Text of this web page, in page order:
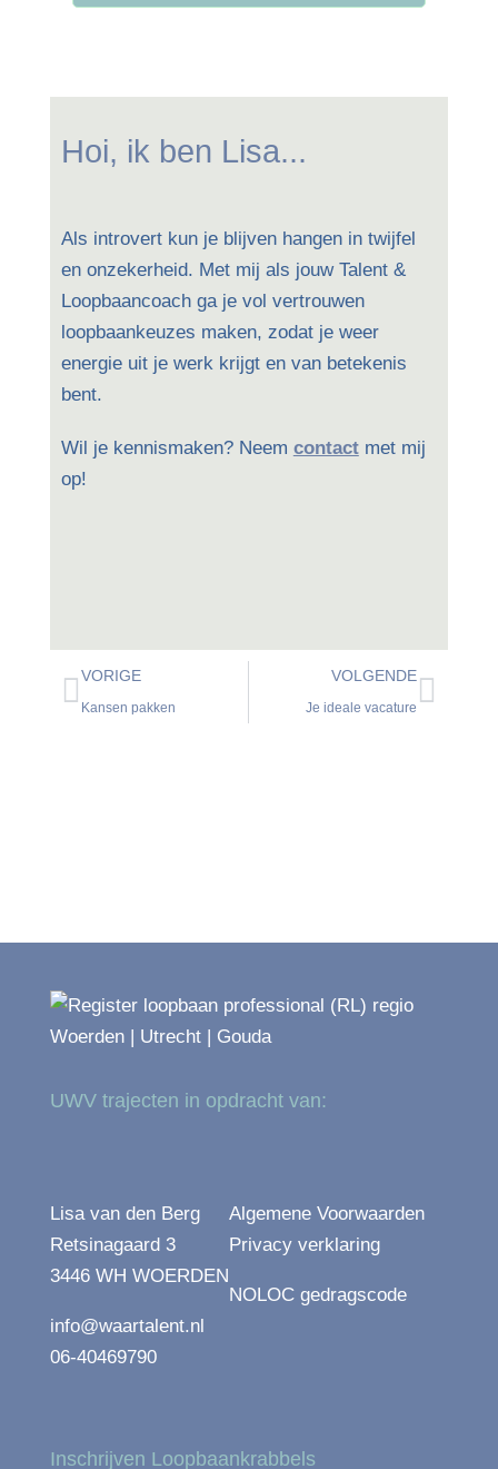
Hoi, ik ben Lisa...
Als introvert kun je blijven hangen in twijfel
en onzekerheid. Met mij als jouw Talent &
Loopbaancoach ga je vol vertrouwen
loopbaankeuzes maken, zodat je weer
energie uit je werk krijgt en van betekenis
bent.
Wil je kennismaken? Neem contact met mij
op!
VORIGE
Kansen pakken
VOLGENDE
Je ideale vacature
UWV trajecten in opdracht van:
Lisa van den Berg
Retsinagaard 3
3446 WH WOERDEN
info@waartalent.nl
06-40469790
Algemene Voorwaarden
Privacy verklaring
NOLOC gedragscode
Inschrijven Loopbaankrabbels